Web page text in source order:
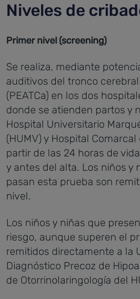
Niveles de
Primer nivel (screening)
Se realiza, mediante
auditivos del tronco
(PEATCa) en los dos
donde se atienden partos y
Hospital Universitario
(HUMV) y Hospital
partir de las 24 horas de
y antes del alta. Los niños y
pasan esta prueba son
nivel.
Los niños y niñas que
riesgo, aunque superen el
remitidos directamente a la
Diagnóstico Precoz de
de Otorrinolaringología del